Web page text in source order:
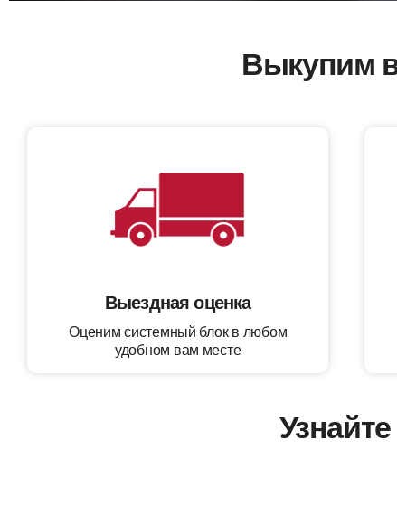
Выкупим
Выездная оценка
Оценим системный блок в любом
удобном вам месте